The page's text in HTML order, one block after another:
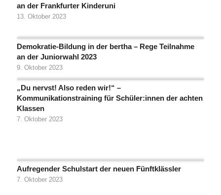
an der Frankfurter Kinderuni
13. Oktober 2023
Demokratie-Bildung in der bertha – Rege Teilnahme
an der Juniorwahl 2023
9. Oktober 2023
„Du nervst! Also reden wir!“ –
Kommunikationstraining für Schüler:innen der achten
Klassen
7. Oktober 2023
Aufregender Schulstart der neuen Fünftklässler
7. Oktober 2023